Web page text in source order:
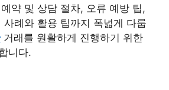
약 및 상담 절차, 오류 예방 팁,
사례와 활용 팁까지 폭넓게 다룹
거래를 원활하게 진행하기 위한
니다.